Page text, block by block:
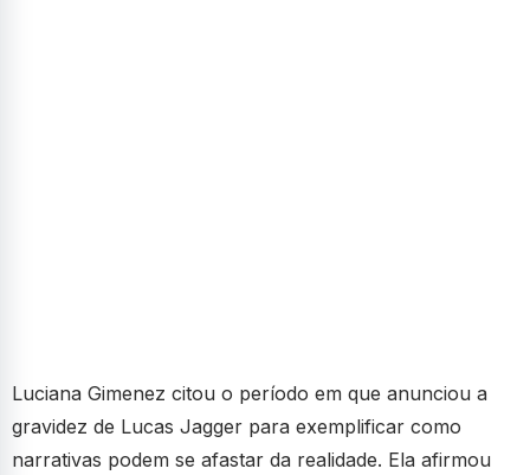
Luciana Gimenez citou o período em que anunciou a
gravidez de Lucas Jagger para exemplificar como
narrativas podem se afastar da realidade. Ela afirmou